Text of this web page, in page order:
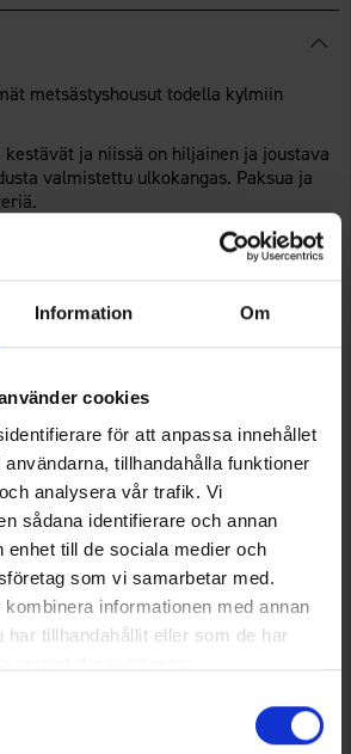
Information Om
cookies
för att anpassa innehållet
tillhandahålla funktioner
analysera vår trafik. Vi
sådana identifierare och annan
enhet till de sociala medier och
som vi samarbetar med.
informationen med annan
har tillhandahållit eller som de har
metsästyshousut todella kylmiin
ja niissä on hiljainen ja joustava
valmistettu ulkokangas. Paksua ja
10 000 mm vesipilari ja hengittävyys
saumat ovat tietysti teipatut.
mukavuuden takaamiseksi.
ja vyölenkit. Pitkä kaksisuuntainen
ja riisumista.
reisitaskua pienellä palkeella,
Pitkä vetoketju alhaalla, joka leventää
pukemisen ja riisumisen
parhaan mukavuuden
BIONIC-FINISH® ECO.
Näytä lisää